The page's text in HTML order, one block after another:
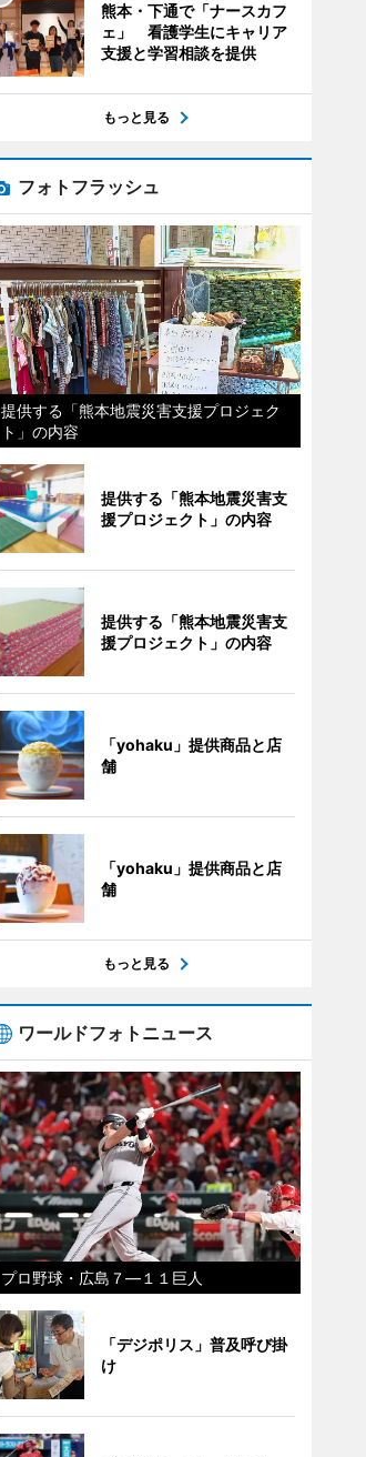
熊本・下通で「ナースカフ
ェ」 看護学生にキャリア
支援と学習相談を提供
もっと見る
フォトフラッシュ
提供する「熊本地震災害支援プロジェク
ト」の内容
提供する「熊本地震災害支
援プロジェクト」の内容
提供する「熊本地震災害支
援プロジェクト」の内容
「yohaku」提供商品と店
舗
「yohaku」提供商品と店
舗
もっと見る
ワールドフォトニュース
プロ野球・広島７―１１巨人
「デジポリス」普及呼び掛
け